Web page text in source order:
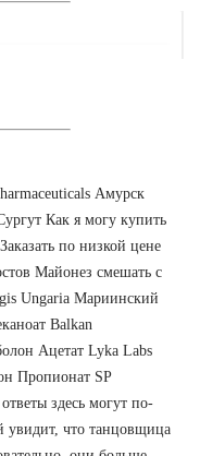
Амурск
Как я могу купить
по низкой цене
Майонез смешать с
Ungaria Мариинский
Balkan
Ацетат Lyka Labs
Пропионат SP
здесь могут по-
увидит, что танцовщица